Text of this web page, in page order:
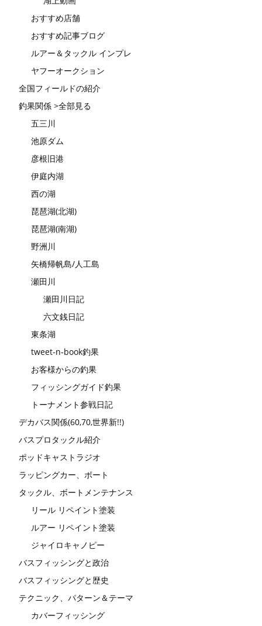
おすすめ店舗
おすすめ記事ブログ
ルアー＆タックル インプレ
ヤフーオークション
全国フィールドの紹介
釣果関係 >全部見る
五三川
池原ダム
彦根旧港
伊庭内湖
西の湖
琵琶湖(北湖)
琵琶湖(南湖)
野洲川
矢橋帰帆島/人工島
瀬田川
瀬田川日記
六文銭日記
東条湖
tweet-n-book釣果
お客様からの釣果
フィッシングガイド釣果
トーナメント参戦日記
デカバス関係(60,70,世界新!!)
バスプロタックル紹介
ポッドキャストラジオ
ラッピングカー、ボート
タックル、ボートメンテナンス
リール リペイント塗装
ルアー リペイント塗装
ジャイロキャノピー
バスフィッシングと政治
バスフィッシングと歴史
テクニック、パターン＆テーマ
カバーフィッシング